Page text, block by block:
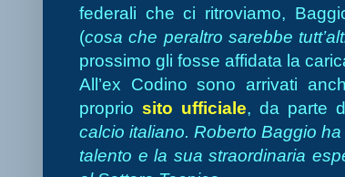
federali che ci ritroviamo,
(cosa che peraltro sarebbe
prossimo gli fosse affidata la
All’ex Codino sono arrivati
propriosito ufficiale, da parte
calcio italiano. Roberto Baggio
talento e la sua straordinaria